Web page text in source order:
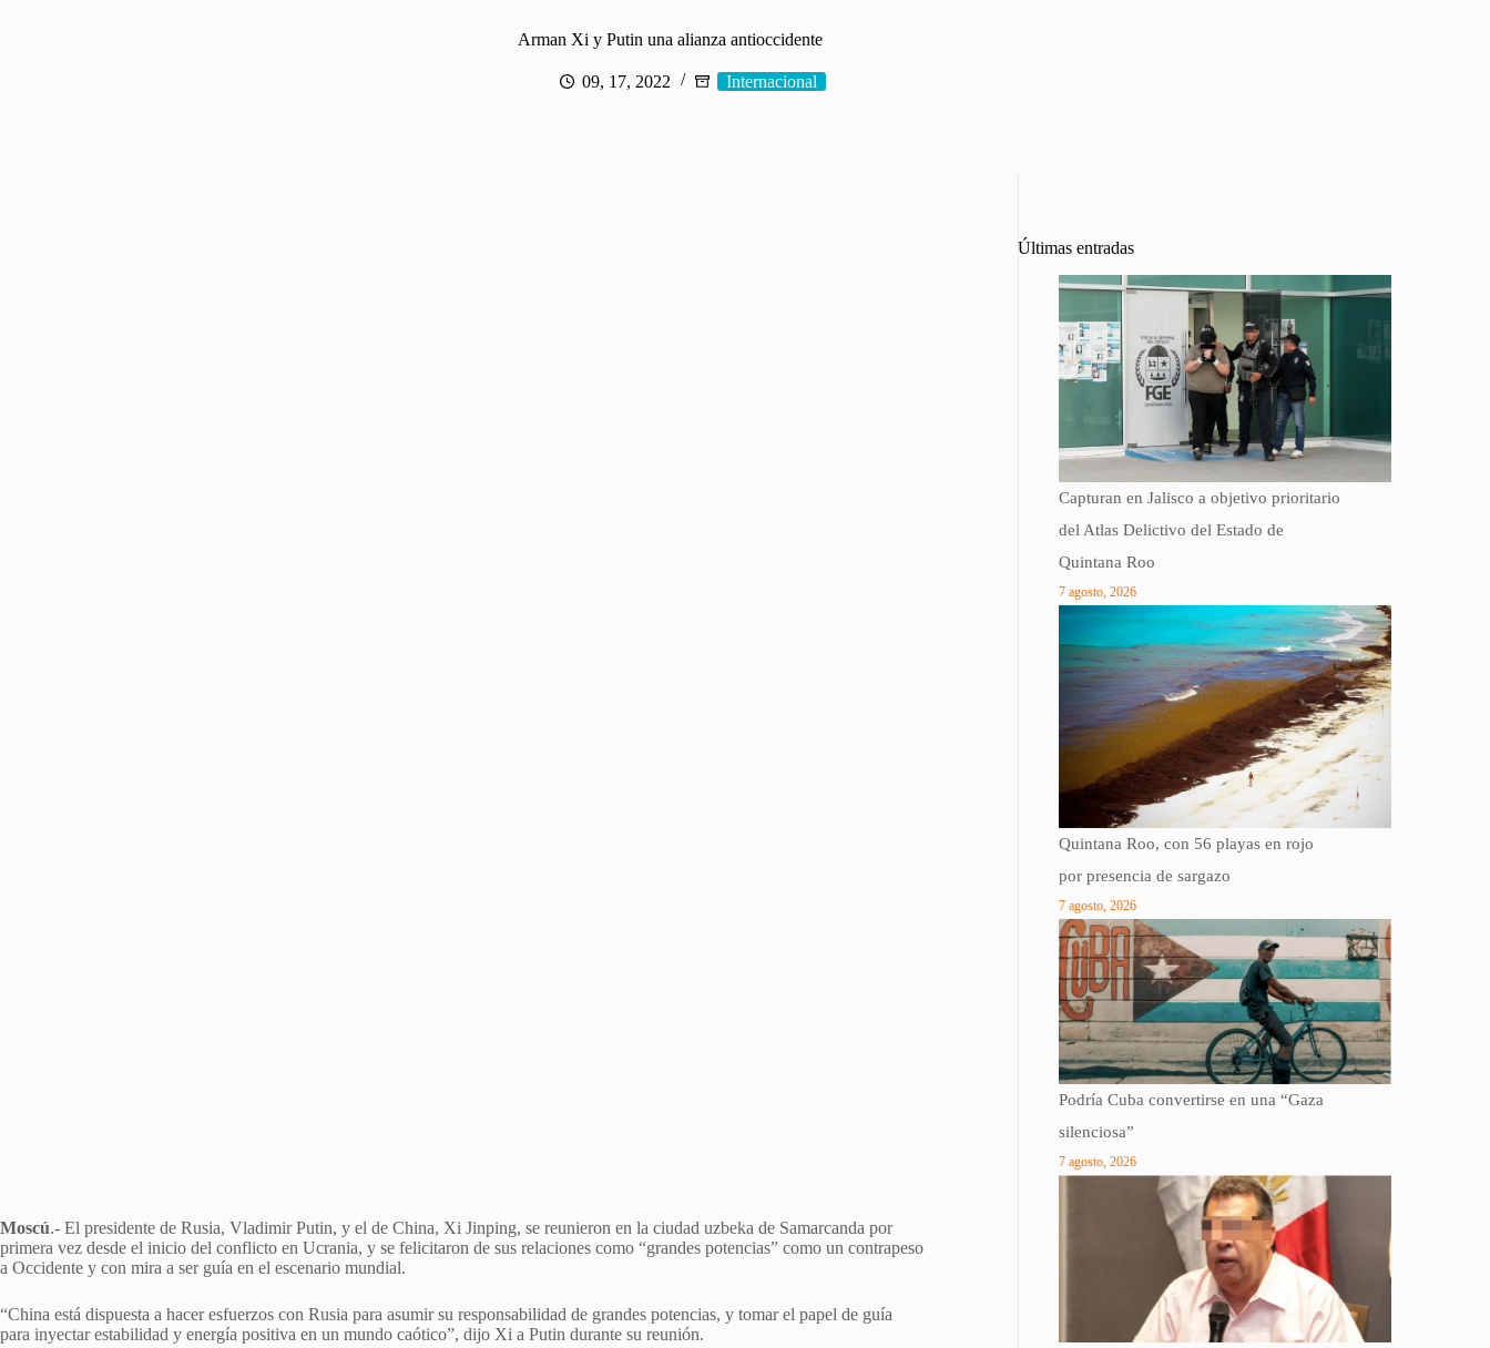
Arman Xi y Putin una alianza antioccidente
09, 17, 2022 Internacional
Moscú.- El presidente de Rusia, Vladimir Putin, y el de China, Xi Jinping, se reunieron en la ciudad uzbeka de Samarcanda por
primera vez desde el inicio del conflicto en Ucrania, y se felicitaron de sus relaciones como “grandes potencias” como un contrapeso
a Occidente y con mira a ser guía en el escenario mundial.
“China está dispuesta a hacer esfuerzos con Rusia para asumir su responsabilidad de grandes potencias, y tomar el papel de guía
para inyectar estabilidad y energía positiva en un mundo caótico”, dijo Xi a Putin durante su reunión.
Últimas entradas
Capturan en Jalisco a objetivo prioritario
del Atlas Delictivo del Estado de
Quintana Roo
7 agosto, 2026
Quintana Roo, con 56 playas en rojo
por presencia de sargazo
7 agosto, 2026
Podría Cuba convertirse en una “Gaza
silenciosa”
7 agosto, 2026